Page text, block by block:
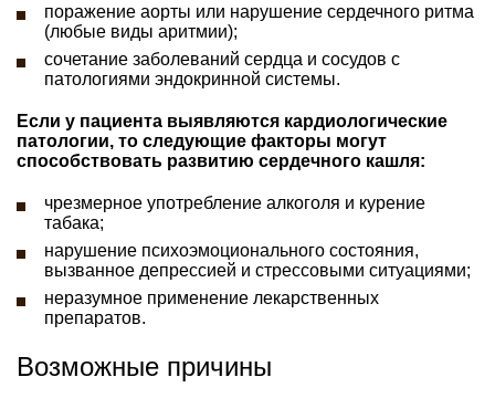
поражение аорты или нарушение сердечного ритма
(любые виды аритмии);
сочетание заболеваний сердца и сосудов с
патологиями эндокринной системы.
Если у пациента выявляются кардиологические
патологии, то следующие факторы могут
способствовать развитию сердечного кашля:
чрезмерное употребление алкоголя и курение
табака;
нарушение психоэмоционального состояния,
вызванное депрессией и стрессовыми ситуациями;
неразумное применение лекарственных
препаратов.
Возможные причины